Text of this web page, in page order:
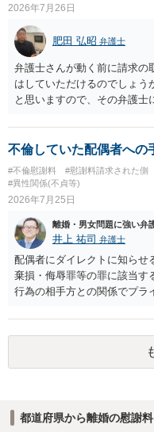
2026年7月26日
肥田 弘昭 弁護士
弁護士さんが動く前に請求の
はしていただけるのでしょう
と思いますので、その弁護
不倫していた配偶者への
#不倫慰謝料 #慰謝料請求された側
#異性関係(不貞等)
2026年7月25日
離婚・男女問題に強い弁
井上 祐司 弁護士
配偶者にダイレクトに知らせ
棄損・侮辱罪等の罪に該当す
行為の相手方との関係でプラ
ため、弁護士としては推奨し
都道府県から離婚の慰謝